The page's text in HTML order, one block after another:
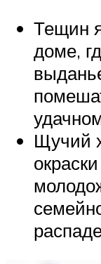
Тещин
доме,
Щучий